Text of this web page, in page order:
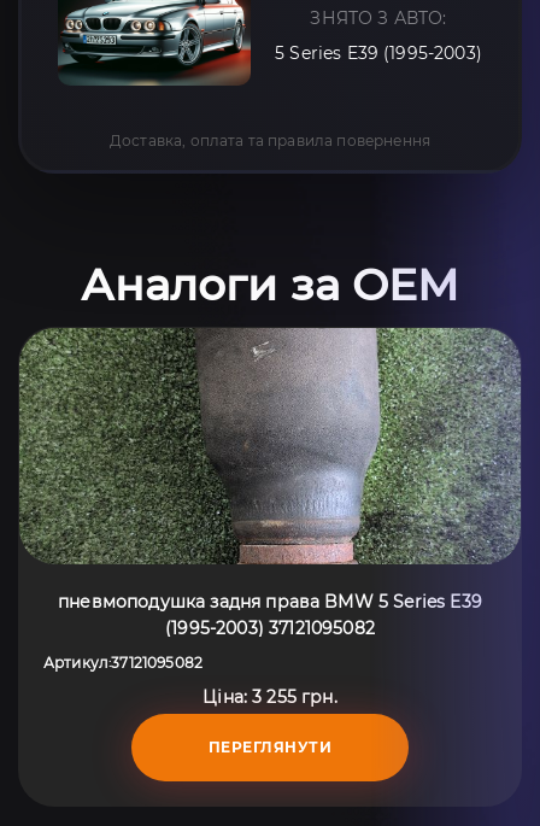
ЗНЯТО З АВТО:
5 Series E39 (1995-2003)
Доставка, оплата та правила повернення
Аналоги за OEM
пневмоподушка задня права BMW 5 Series E39
(1995-2003) 37121095082
Артикул:37121095082
Ціна: 3 255 грн.
ПЕРЕГЛЯНУТИ